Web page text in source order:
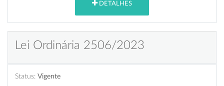
DETALHES
Lei Ordinária 2506/2023
Status: Vigente